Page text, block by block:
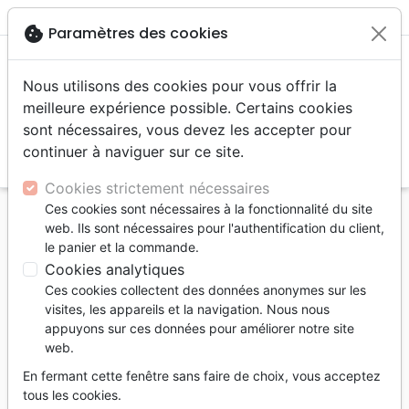
menu
Accueil Auteurs Christian Art Gift
Liste des produits par auteur
Filtrertune
cookie Paramètres des cookies
Nous utilisons des cookies pour vous offrir la
meilleure expérience possible. Certains cookies
sont nécessaires, vous devez les accepter pour
continuer à naviguer sur ce site.
Cookies strictement nécessaires
Ces cookies sont nécessaires à la fonctionnalité du site
web. Ils sont nécessaires pour l'authentification du client,
le panier et la commande.
Cookies analytiques
Ces cookies collectent des données anonymes sur les
visites, les appareils et la navigation. Nous nous
appuyons sur ces données pour améliorer notre site
web.
En fermant cette fenêtre sans faire de choix, vous acceptez
tous les cookies.